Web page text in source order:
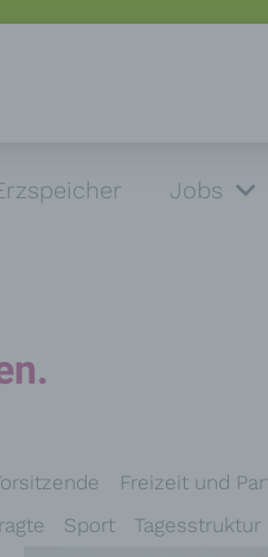
Jobs
Freizeit und
Sport